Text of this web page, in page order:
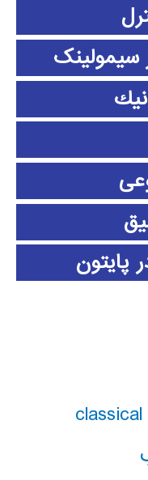
پایتون